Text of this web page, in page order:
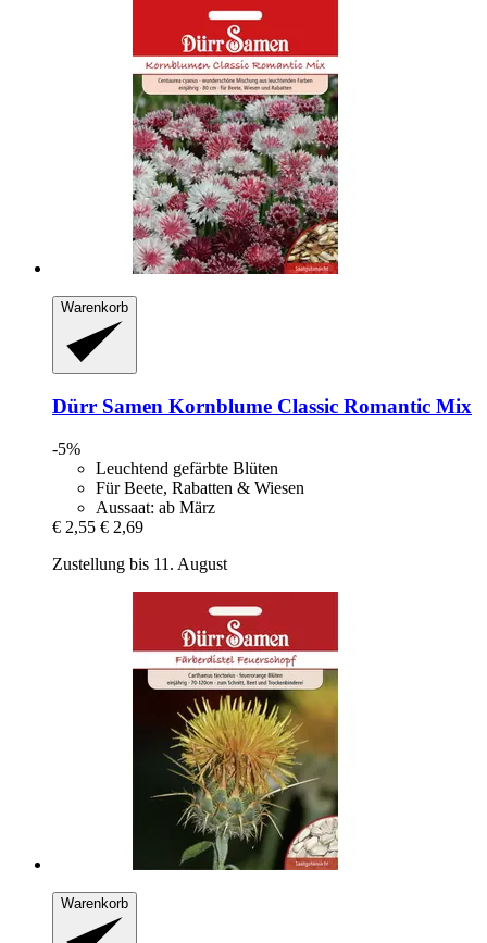
Warenkorb
Dürr Samen Kornblume Classic Romantic Mix
-5%
Leuchtend gefärbte Blüten
Für Beete, Rabatten & Wiesen
Aussaat: ab März
€ 2,55 € 2,69
Zustellung bis 11. August
Warenkorb